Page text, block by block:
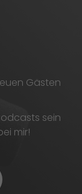
Gästen
sein
mir!